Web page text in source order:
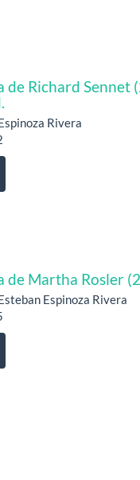
de Richard
Rivera
de Martha Rosler
Espinoza Rivera